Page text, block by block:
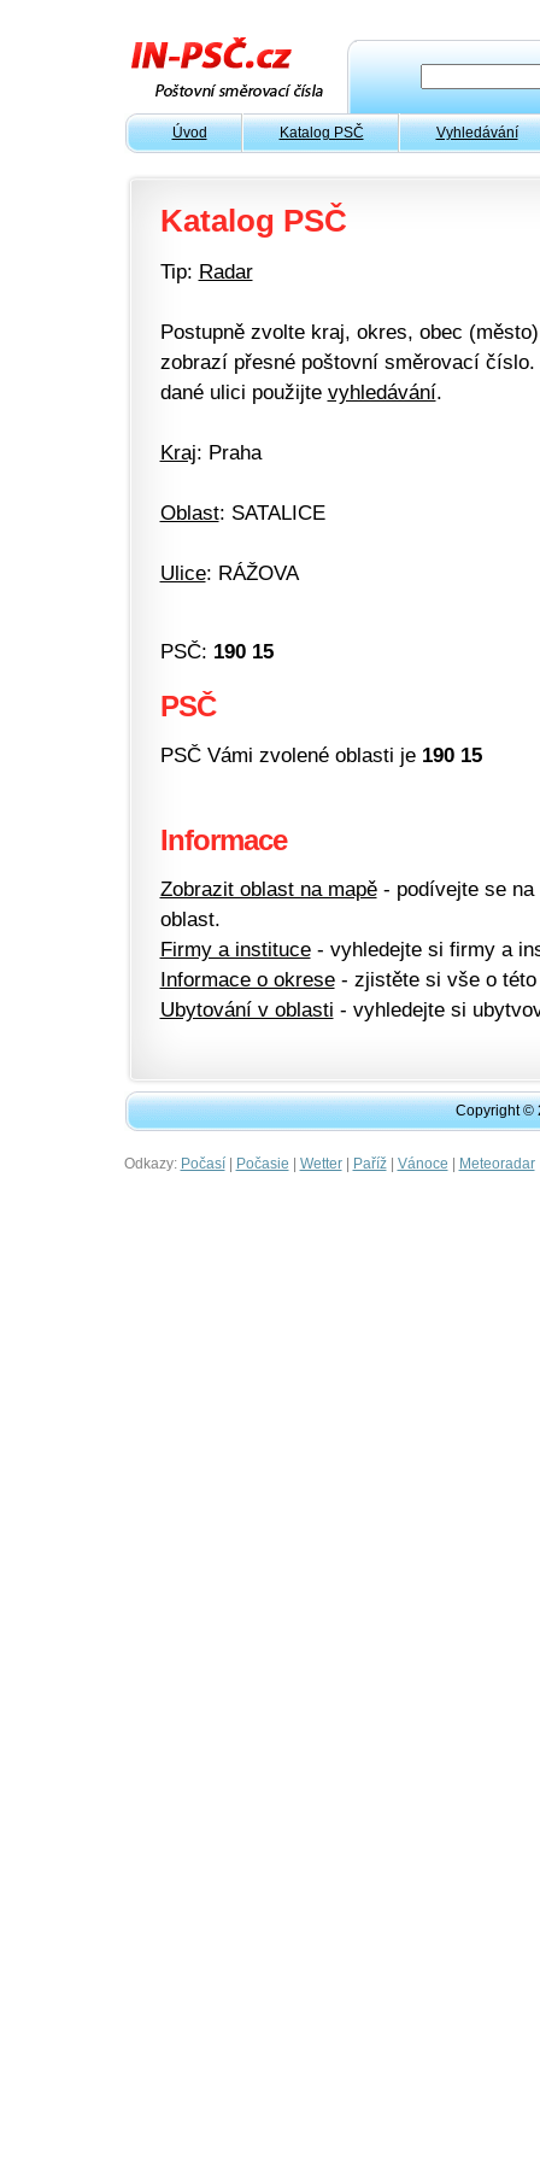
Úvod Katalog PSČ Vyhledávání
Katalog PSČ
Tip: Radar
Postupně zvolte kraj, okres, obec
zobrazí přesné poštovní směrovací
dané ulici použijte vyhledávání.
Kraj: Praha
Oblast: SATALICE
Ulice: RÁŽOVA
PSČ: 190 15
PSČ
PSČ Vámi zvolené oblasti je 190 15
Informace
Zobrazit oblast na mapě- podívejte se na
oblast.
Firmy a instituce- vyhledejte si firmy a
Informace o okrese- zjistěte si vše o této
Ubytování v oblasti - vyhledejte si
Copyright ©
Odkazy: Počasí| Počasie | Wetter| Paříž| Vánoce | Meteoradar